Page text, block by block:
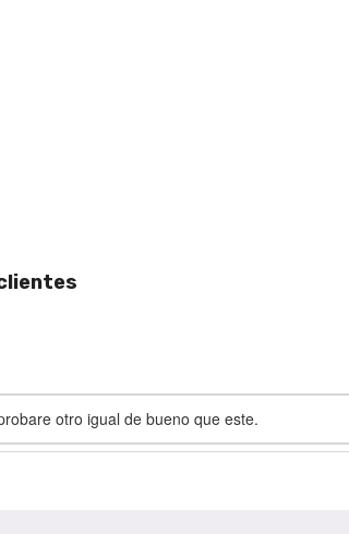
otro igual de bueno que este.